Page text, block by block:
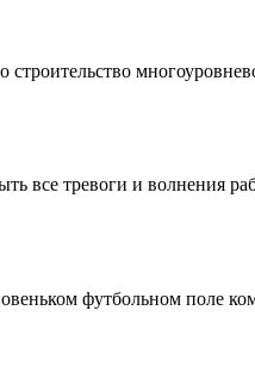
все тревоги и волнения
футбольном поле